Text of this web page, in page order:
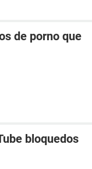
de porno que
bloquedos